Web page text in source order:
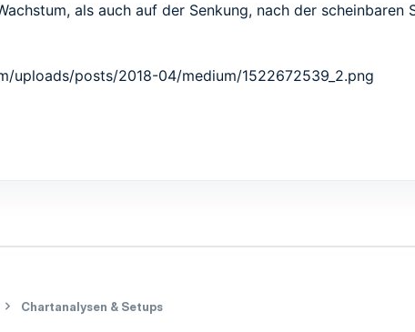
als auch auf der Senkung, nach der
uploads/posts/2018-04/medium/1522672539_2.png
Chartanalysen & Setups